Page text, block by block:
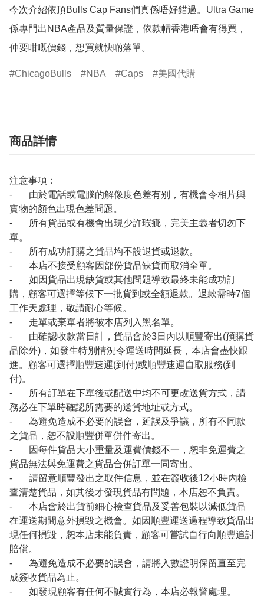
今次介紹依頂Bulls Cap Fans們真係唔好錯過。Ultra Game
係專門出NBA產品及質量保證，依款帽香港唔會有得買，
ChicagoBulls NBA Caps 美國代購
商品詳情
注意事項：
- 由於電話或電腦的解像度色差有别，有機會令相片與
實物的顏色出現色差問題。
- 所有貨品或有機會出現少許瑕疵，完美主義者切勿下
單。
- 所有成功訂購之貨品均不設退貨或退款。
- 本店不接受顧客因部份貨品缺貨而取消全單。
- 如因貨品出現缺貨或其他問題導致最終未能成功訂
購，顧客可選擇等候下一批貨到或全額退款。退款需時7個
工作天處理，敬請耐心等候。
- 走單或棄單者將被本店列入黑名單。
- 由確認收款當日計，貨品會於3日內以順豐寄出(預購貨
品除外)，如發生特別情況令運送時間延長，本店會盡快跟
進。顧客可選擇順豐速運(到付)或順豐速運自取服務(到
付)。
- 所有訂單在下單後或配送中均不可更改送貨方式，請
務必在下單時確認所需要的送貨地址或方式。
- 為避免造成不必要的誤會，延誤及爭議，所有不同款
之貨品，恕不設順豐併單併件寄出。
- 因每件貨品大小重量及運費價錢不一，恕非免運費之
貨品無法與免運費之貨品合併訂單一同寄出。
- 請留意順豐發出之取件信息，並在簽收後12小時內檢
查清楚貨品，如其後才發現貨品有問題，本店恕不負責。
- 本店會於出貨前細心檢查貨品及妥善包裝以減低貨品
在運送期間意外損毀之機會。如因順豐運送過程導致貨品出
現任何損毀，恕本店未能負責，顧客可嘗試自行向順豐追討
賠償。
- 為避免造成不必要的誤會，請將入數證明保留直至完
成簽收貨品為止。
- 如發現顧客有任何不誠實行為，本店必報警處理。